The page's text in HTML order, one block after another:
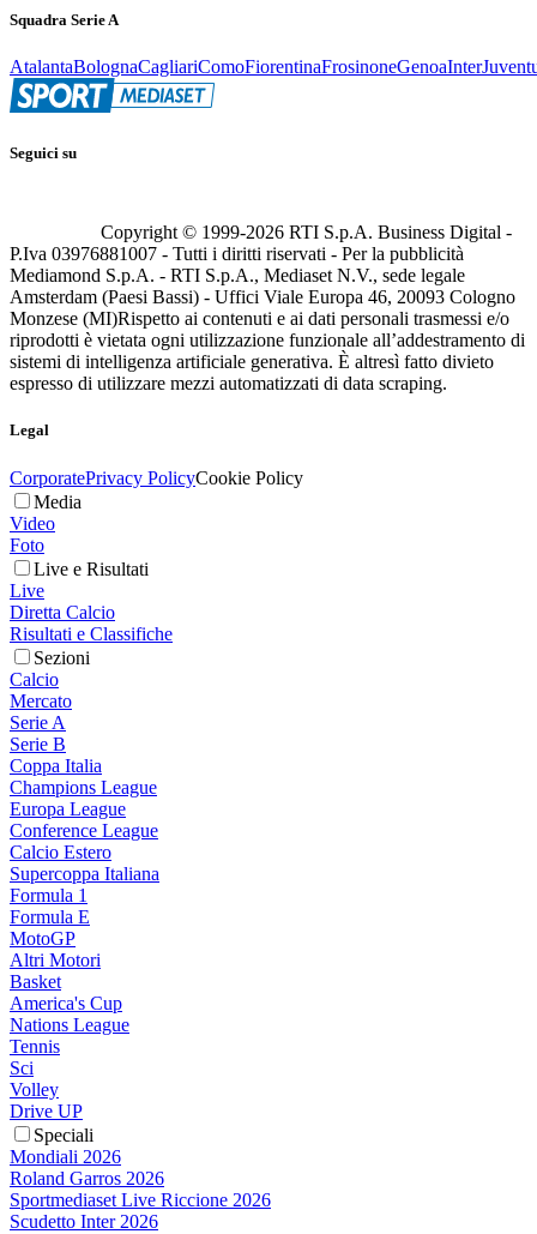
Squadra Serie A
AtalantaBolognaCagliariComoFiorentinaFrosinoneGenoaInter
Seguici su
Copyright © 1999-2026 RTI S.p.A. Business Digital -
P.Iva 03976881007 - Tutti i diritti riservati - Per la pubblicità
Mediamond S.p.A. - RTI S.p.A., Mediaset N.V., sede legale
Amsterdam (Paesi Bassi) - Uffici Viale Europa 46, 20093 Cologno
Monzese (MI)Rispetto ai contenuti e ai dati personali trasmessi e/o
riprodotti è vietata ogni utilizzazione funzionale all’addestramento di
sistemi di intelligenza artificiale generativa. È altresì fatto divieto
espresso di utilizzare mezzi automatizzati di data scraping.
Legal
CorporatePrivacy PolicyCookie Policy
Media
Video
Foto
Live e Risultati
Live
Diretta Calcio
Risultati e Classifiche
Sezioni
Calcio
Mercato
Serie A
Serie B
Coppa Italia
Champions League
Europa League
Conference League
Calcio Estero
Supercoppa Italiana
Formula 1
Formula E
MotoGP
Altri Motori
Basket
America's Cup
Nations League
Tennis
Sci
Volley
Drive UP
Speciali
Mondiali 2026
Roland Garros 2026
Sportmediaset Live Riccione 2026
Scudetto Inter 2026